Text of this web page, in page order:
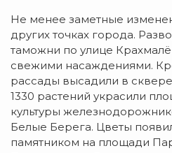
Не менее заметные
других точках города.
таможни по улице
свежими насаждениями.
рассады высадили в
1330 растений украсили
культуры
Белые Берега. Цветы
памятником на площади